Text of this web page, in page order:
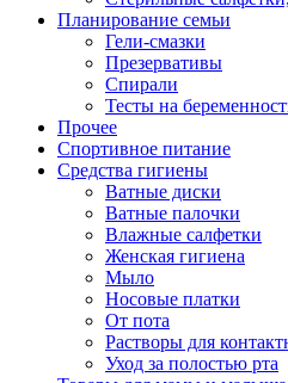
Планирование семьи
Гели-смазки
Презервативы
Спирали
Тесты на
Прочее
Спортивное питание
Средства гигиены
Ватные диски
Ватные палочки
Влажные салфетки
Женская гигиена
Мыло
Носовые платки
От пота
Растворы для
Уход за полостью рта